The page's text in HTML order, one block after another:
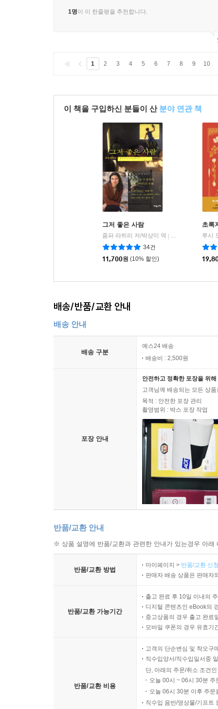
1명이 이 한줄평을 추천합니다.
1 2 3 4 5 6 7 8 9 10
이 책을 구입하신 분들이 산 분야 연관 책
그저 좋은 사람
줌파 라히리 저/박상미 역
마음산책
34건
11,700원 (10% 할인)
초록
배송/반품/교환 안내
배송 안내
배송 구분
예스24 배송
배송비 : 2,500원
포장 안내
안전하고 정확한 포장을 위
고객님께 배송되는 모든 상
목적 : 안전한 포장 관리
촬영범위 : 박스 포장 작업
반품/교환 안내
※ 상품 설명에 반품/교환과 관련한 안내가 있는경우 아
반품/교환 방법
마이페이지 > 반품/교환 신
판매자 배송 상품은 판매자
반품/교환 가능기간
출고 완료 후 10일 이내의
디지털 콘텐츠인 eBook의
중고상품의 경우 출고 완료
모바일 쿠폰의 경우 유효기
반품/교환 비용
고객의 단순변심 및 착오구
직수입양서/직수입일서중
단, 아래의 주문/취소 조건
오늘 00시 ~ 06시 30분
오늘 06시 30분 이후 주
직수입 음반/영상물/기프트